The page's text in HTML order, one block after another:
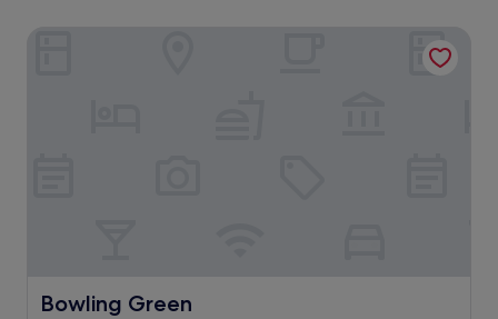
Bowling Green
Bowling Green